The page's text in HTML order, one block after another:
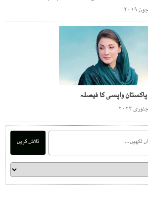
تلاش کریں